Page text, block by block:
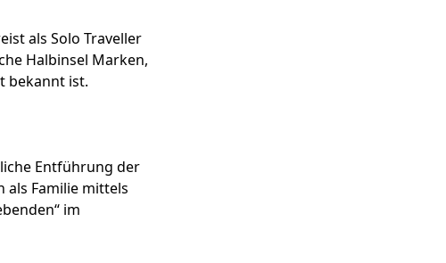
als Solo Traveller
Halbinsel Marken,
bekannt ist.
Entführung der
als Familie mittels
im